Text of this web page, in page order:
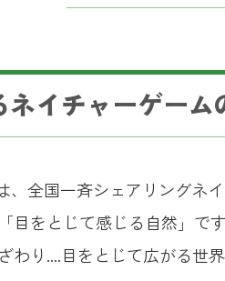
ネイチャーゲーム
、全国一斉シェアリングネ
目をとじて感じる自然」で
わり....目をとじて広がる世